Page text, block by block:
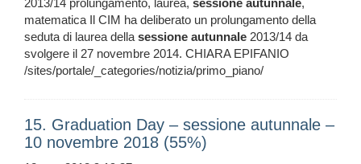
2013/14 prolungamento, laurea, sessione autunnale,
matematica Il CIM ha deliberato un prolungamento della
seduta di laurea dellasessione autunnale 2013/14 da
svolgere il 27 novembre 2014. CHIARA EPIFANIO
/sites/portale/_categories/notizia/primo_piano/
15. Graduation Day – sessione autunnale –
10 novembre 2018 (55%)